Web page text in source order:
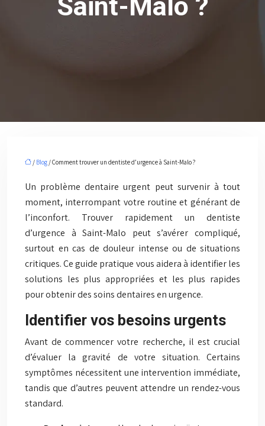
/ Blog / Comment trouver un dentiste d’urgence à Saint-Malo ?
Un problème dentaire urgent peut survenir à tout
moment, interrompant votre routine et générant de
l’inconfort. Trouver rapidement un dentiste
d’urgence à Saint-Malo peut s’avérer compliqué,
surtout en cas de douleur intense ou de situations
critiques. Ce guide pratique vous aidera à identifier les
solutions les plus appropriées et les plus rapides
pour obtenir des soins dentaires en urgence.
Identifier vos besoins urgents
Avant de commencer votre recherche, il est crucial
d’évaluer la gravité de votre situation. Certains
symptômes nécessitent une intervention immédiate,
tandis que d’autres peuvent attendre un rendez-vous
standard.